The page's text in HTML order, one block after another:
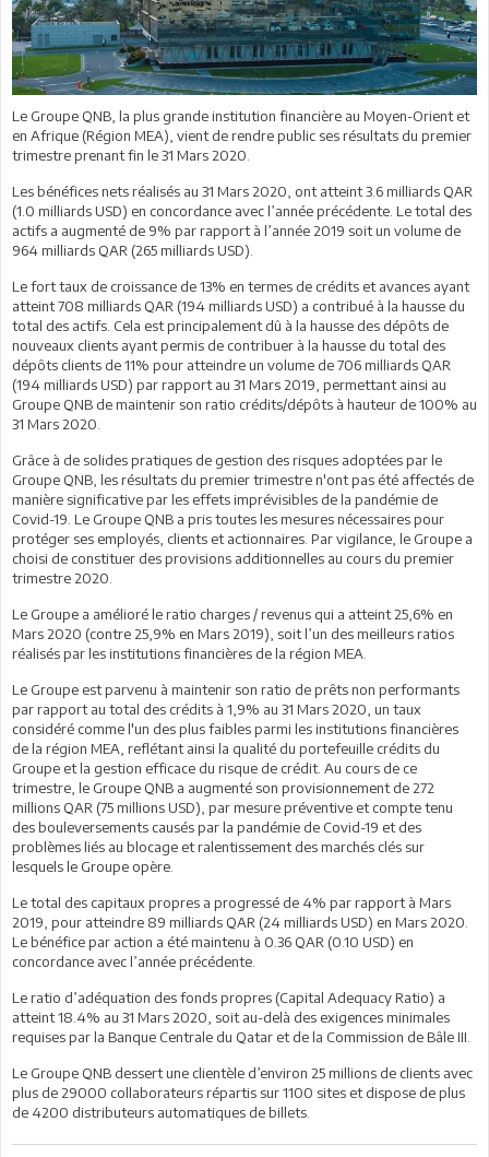
Le Groupe QNB, la plus grande institution financière au Moyen-Orient et
en Afrique (Région MEA), vient de rendre public ses résultats du premier
trimestre prenant fin le 31 Mars 2020.
Les bénéfices nets réalisés au 31 Mars 2020, ont atteint 3.6 milliards QAR
(1.0 milliards USD) en concordance avec l’année précédente. Le total des
actifs a augmenté de 9% par rapport à l’année 2019 soit un volume de
964 milliards QAR (265 milliards USD).
Le fort taux de croissance de 13% en termes de crédits et avances ayant
atteint 708 milliards QAR (194 milliards USD) a contribué à la hausse du
total des actifs. Cela est principalement dû à la hausse des dépôts de
nouveaux clients ayant permis de contribuer à la hausse du total des
dépôts clients de 11% pour atteindre un volume de 706 milliards QAR
(194 milliards USD) par rapport au 31 Mars 2019, permettant ainsi au
Groupe QNB de maintenir son ratio crédits/dépôts à hauteur de 100% au
31 Mars 2020.
Grâce à de solides pratiques de gestion des risques adoptées par le
Groupe QNB, les résultats du premier trimestre n'ont pas été affectés de
manière significative par les effets imprévisibles de la pandémie de
Covid-19. Le Groupe QNB a pris toutes les mesures nécessaires pour
protéger ses employés, clients et actionnaires. Par vigilance, le Groupe a
choisi de constituer des provisions additionnelles au cours du premier
trimestre 2020.
Le Groupe a amélioré le ratio charges / revenus qui a atteint 25,6% en
Mars 2020 (contre 25,9% en Mars 2019), soit l’un des meilleurs ratios
réalisés par les institutions financières de la région MEA.
Le Groupe est parvenu à maintenir son ratio de prêts non performants
par rapport au total des crédits à 1,9% au 31 Mars 2020, un taux
considéré comme l'un des plus faibles parmi les institutions financières
de la région MEA, reflétant ainsi la qualité du portefeuille crédits du
Groupe et la gestion efficace du risque de crédit. Au cours de ce
trimestre, le Groupe QNB a augmenté son provisionnement de 272
millions QAR (75 millions USD), par mesure préventive et compte tenu
des bouleversements causés par la pandémie de Covid-19 et des
problèmes liés au blocage et ralentissement des marchés clés sur
lesquels le Groupe opère.
Le total des capitaux propres a progressé de 4% par rapport à Mars
2019, pour atteindre 89 milliards QAR (24 milliards USD) en Mars 2020.
Le bénéfice par action a été maintenu à 0.36 QAR (0.10 USD) en
concordance avec l’année précédente.
Le ratio d’adéquation des fonds propres (Capital Adequacy Ratio) a
atteint 18.4% au 31 Mars 2020, soit au-delà des exigences minimales
requises par la Banque Centrale du Qatar et de la Commission de Bâle III.
Le Groupe QNB dessert une clientèle d’environ 25 millions de clients avec
plus de 29000 collaborateurs répartis sur 1100 sites et dispose de plus
de 4200 distributeurs automatiques de billets.